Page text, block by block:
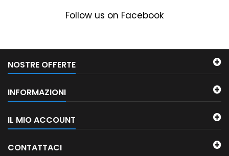
Follow us on Facebook
NOSTRE OFFERTE
INFORMAZIONI
IL MIO ACCOUNT
CONTATTACI